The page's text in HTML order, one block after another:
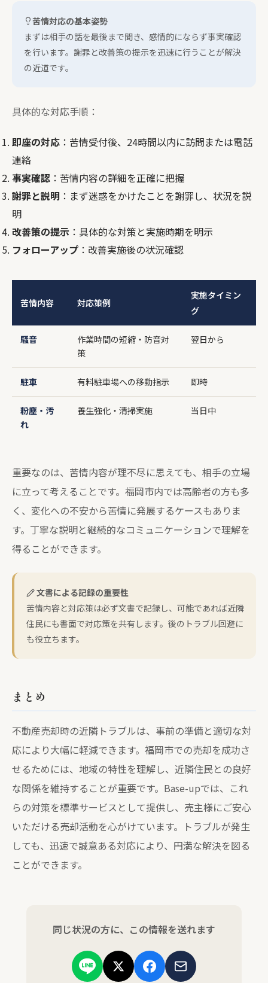
苦情対応の基本姿勢
まずは相手の話を最後まで聞き、感情的にならず事実確認
を行います。謝罪と改善策の提示を迅速に行うことが解決
の近道です。
具体的な対応手順：
即座の対応 ：苦情受付後、24時間以内に訪問または電話
連絡
事実確認 ：苦情内容の詳細を正確に把握
謝罪と説明 ：まず迷惑をかけたことを謝罪し、状況を説
明
改善策の提示 ：具体的な対策と実施時期を明示
フォローアップ ：改善実施後の状況確認
苦情内容 対応策例
実施タイミン
グ
騒音
作業時間の短縮・防音対
策
翌日から
駐車 有料駐車場への移動指示 即時
粉塵・汚
れ
養生強化・清掃実施 当日中
重要なのは、苦情内容が理不尽に思えても、相手の立場
に立って考えることです。福岡市内では高齢者の方も多
く、変化への不安から苦情に発展するケースもありま
す。丁寧な説明と継続的なコミュニケーションで理解を
得ることができます。
文書による記録の重要性
苦情内容と対応策は必ず文書で記録し、可能であれば近隣
住民にも書面で対応策を共有します。後のトラブル回避に
も役立ちます。
まとめ
不動産売却時の近隣トラブルは、事前の準備と適切な対
応により大幅に軽減できます。福岡市での売却を成功さ
せるためには、地域の特性を理解し、近隣住民との良好
な関係を維持することが重要です。Base-upでは、これ
らの対策を標準サービスとして提供し、売主様にご安心
いただける売却活動を心がけています。トラブルが発生
しても、迅速で誠意ある対応により、円満な解決を図る
ことができます。
同じ状況の方に、この情報を送れます